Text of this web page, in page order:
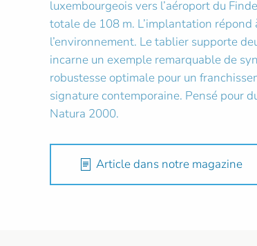
luxembourgeois vers l’aéroport du
totale de 108 m. L’implantation
l’environnement. Le tablier supporte
incarne un exemple remarquable de
robustesse optimale pour un
signature contemporaine. Pensé pour
Natura 2000.
Article dans notre magazine